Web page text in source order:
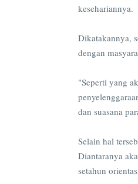
kesehariannya.
Dikatakannya,
dengan
"Seperti yang
dan suasana
Selain hal
Diantaranya
setahun